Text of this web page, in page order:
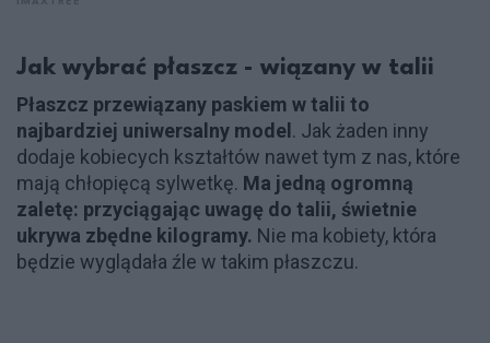
Jak wybrać płaszcz - wiązany w talii
Płaszcz przewiązany paskiem w talii to
najbardziej uniwersalny model. Jak żaden inny
dodaje kobiecych kształtów nawet tym z nas, które
mają chłopięcą sylwetkę. Ma jedną ogromną
zaletę: przyciągając uwagę do talii, świetnie
ukrywa zbędne kilogramy. Nie ma kobiety, która
będzie wyglądała źle w takim płaszczu.